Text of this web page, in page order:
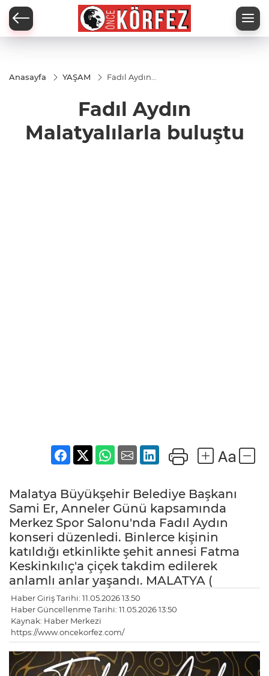
Anasayfa YAŞAM
Fadıl Aydın
Fadıl Aydın
Malatyalılarla buluştu
Malatya Büyükşehir Belediye Başkanı
Sami Er, Anneler Günü kapsamında
Merkez Spor Salonu'nda Fadıl Aydın
konseri düzenledi. Binlerce kişinin
katıldığı etkinlikte şehit annesi Fatma
Keskinkılıç'a çiçek takdim edilerek
anlamlı anlar yaşandı. MALATYA (
Haber Giriş Tarihi: 11.05.2026 13:50
Haber Güncellenme Tarihi: 11.05.2026 13:50
Kaynak: Haber Merkezi
https://www.oncekorfez.com/